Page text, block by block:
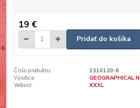
19 €
Pridať do košíka
Číslo produktu:
1310120-6
Výrobca:
GEOGRAPHICAL
Veľkosť:
XXXL